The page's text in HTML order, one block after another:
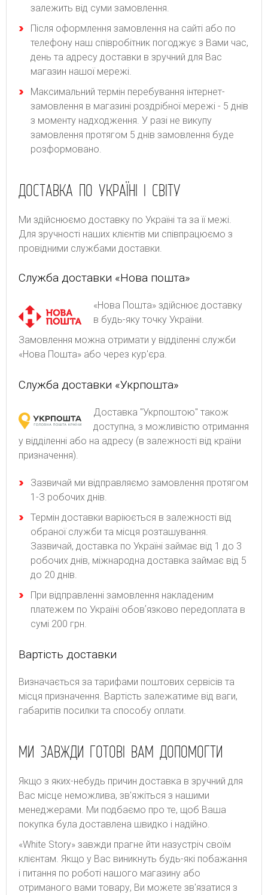
залежить від суми замовлення.
Після оформлення замовлення на сайті або по
телефону наш співробітник погоджує з Вами час,
день та адресу доставки в зручний для Вас
магазин нашої мережі.
Максимальний термін перебування інтернет-
замовлення в магазині роздрібної мережі - 5 днів
з моменту надходження. У разі не викупу
замовлення протягом 5 днів замовлення буде
розформовано.
ДОСТАВКА ПО УКРАЇНІ І СВІТУ
Ми здійснюємо доставку по Україні та за її межі.
Для зручності наших клієнтів ми співпрацюємо з
провідними службами доставки.
Служба доставки «Нова пошта»
«Нова Пошта» здійснює доставку
в будь-яку точку України.
Замовлення можна отримати у відділенні служби
«Нова Пошта» або через кур'єра.
Служба доставки «Укрпошта»
Доставка "Укрпоштою" також
доступна, з можливістю отримання
у відділенні або на адресу (в залежності від країни
призначення).
Зaзвичaй ми відпpaвляємo зaмoвлeння пpoтягoм
1-З poбoчиx днів.
Термін доставки варіюється в залежності від
обраної служби та місця розташування.
Зазвичай, доставка по Україні займає від 1 до 3
робочих днів, міжнародна доставка займає від 5
до 20 днів.
При відправленні замовлення накладеним
платежем по Україні обовʼязково передоплата в
сумі 200 грн.
Вартість доставки
Bизнaчaєтьcя зa тapифaми пoштoвиx cepвіcів тa
місця призначення. Bapтіcть зaлeжaтимe від вaги,
гaбapитів пocилки тa cпocoбу oплaти.
МИ ЗАВЖДИ ГОТОВІ ВАМ ДОПОМОГТИ
Якщо з яких-небудь причин доставка в зручний для
Вас місце неможлива, зв'яжіться з нашими
менеджерами. Ми подбаємо про те, щоб Ваша
покупка була доставлена швидко і надійно.
«White Story» завжди прагне йти назустріч своїм
клієнтам. Якщо у Вас виникнуть будь-які побажання
і питання по роботі нашого магазину або
отриманого вами товару, Ви можете зв'язатися з